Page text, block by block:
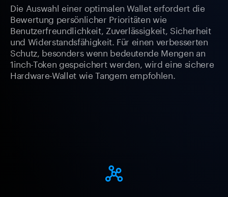
Die Auswahl einer optimalen Wallet erfordert die
Bewertung persönlicher Prioritäten wie
Benutzerfreundlichkeit, Zuverlässigkeit, Sicherheit
und Widerstandsfähigkeit. Für einen verbesserten
Schutz, besonders wenn bedeutende Mengen an
1inch-Token gespeichert werden, wird eine sichere
Hardware-Wallet wie Tangem empfohlen.